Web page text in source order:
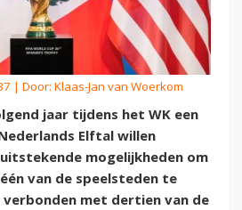
| Door: Klaas-Jan van Woerkom
jaar tijdens het WK een
Elftal willen
mogelijkheden om
van de speelsteden te
verbonden met dertien van de